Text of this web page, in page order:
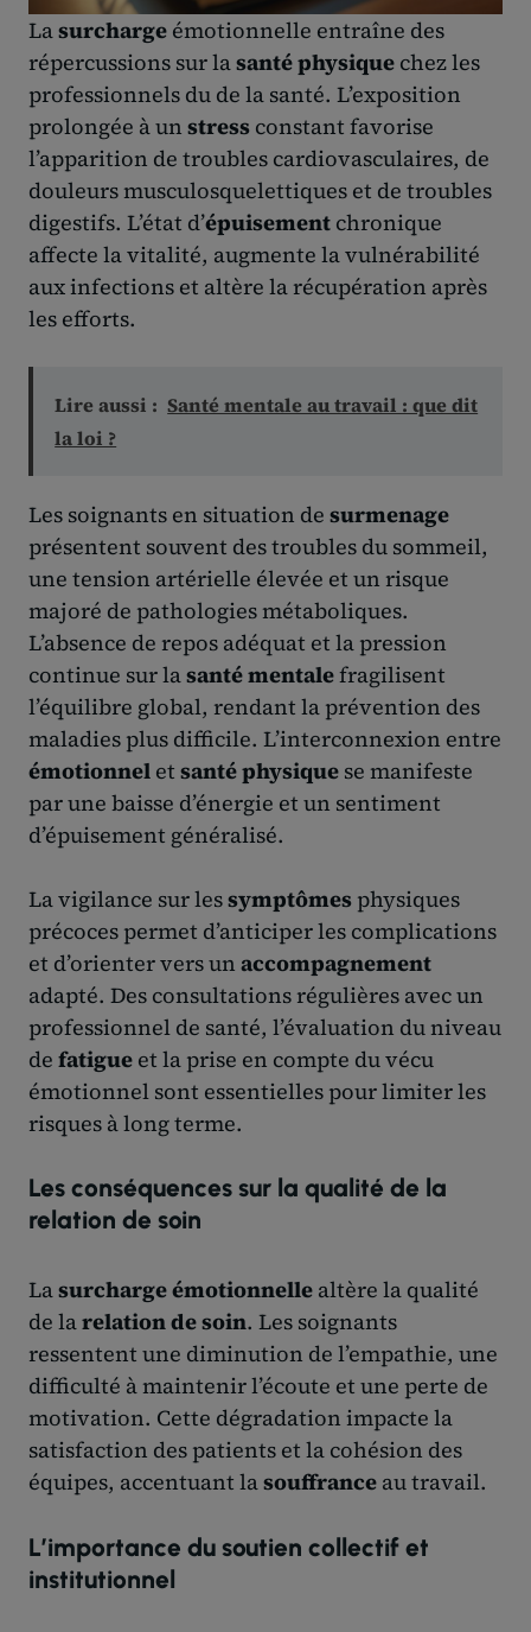
Lasurcharge émotionnelle entraîne des
répercussions sur lasanté physique chez les
professionnels du de la santé. L’exposition
prolongée à un stress constant favorise
l’apparition de troubles cardiovasculaires, de
douleurs musculosquelettiques et de troubles
digestifs. L’état d’épuisement chronique
affecte la vitalité, augmente la vulnérabilité
aux infections et altère la récupération après
les efforts.
Lire aussi : Santé mentale au travail : que dit
la loi ?
Les soignants en situation de surmenage
présentent souvent des troubles du sommeil,
une tension artérielle élevée et un risque
majoré de pathologies métaboliques.
L’absence de repos adéquat et la pression
continue sur lasanté mentalefragilisent
l’équilibre global, rendant la prévention des
maladies plus difficile. L’interconnexion entre
émotionnel et santé physique se manifeste
par une baisse d’énergie et un sentiment
d’épuisement généralisé.
La vigilance sur lessymptômes physiques
précoces permet d’anticiper les complications
et d’orienter vers un accompagnement
adapté. Des consultations régulières avec un
professionnel de santé, l’évaluation du niveau
de fatigue et la prise en compte du vécu
émotionnel sont essentielles pour limiter les
risques à long terme.
Les conséquences sur la qualité de la
relation de soin
Lasurcharge émotionnelle altère la qualité
de larelation de soin. Les soignants
ressentent une diminution de l’empathie, une
difficulté à maintenir l’écoute et une perte de
motivation. Cette dégradation impacte la
satisfaction des patients et la cohésion des
équipes, accentuant lasouffrance au travail.
L’importance du soutien collectif et
institutionnel